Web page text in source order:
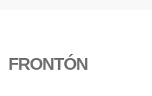
FRONTÓN